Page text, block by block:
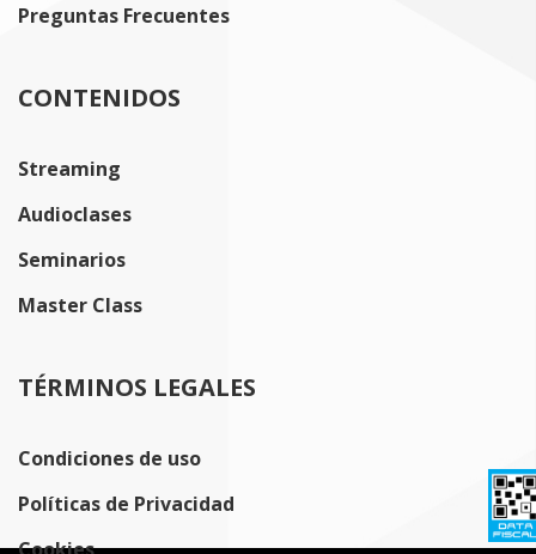
Preguntas Frecuentes
CONTENIDOS
Streaming
Audioclases
Seminarios
Master Class
TÉRMINOS LEGALES
Condiciones de uso
Políticas de Privacidad